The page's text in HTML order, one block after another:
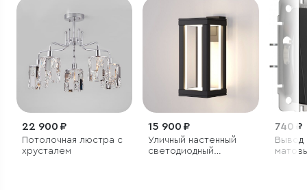
22 900 ₽
Потолочная люстра с
хрусталем
15 900 ₽
Уличный настенный
светодиодный
740 ₽
Вывод